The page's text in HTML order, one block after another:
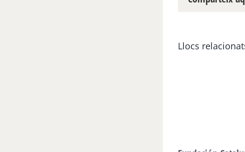
Llocs